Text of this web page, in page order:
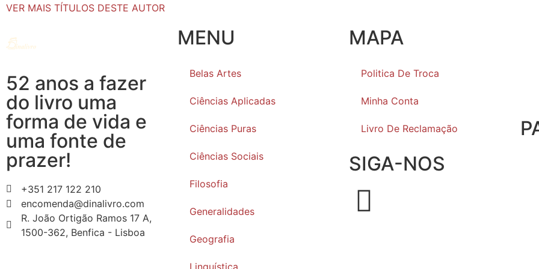
VER MAIS TÍTULOS DESTE AUTOR
52 anos a fazer
do livro uma
forma de vida e
uma fonte de
prazer!
+351 217 122 210
encomenda@dinalivro.com
R. João Ortigão Ramos 17 A,
1500-362, Benfica - Lisboa
MENU
Belas Artes
Ciências Aplicadas
Ciências Puras
Ciências Sociais
Filosofia
Generalidades
Geografia
Linguística
MAPA
Politica De Troca
Minha Conta
Livro De Reclamação
SIGA-NOS